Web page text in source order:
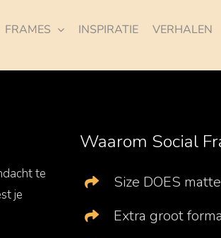
FRAMES INSPIRATIE VERHALEN
te
je
Waarom Social
Size DOES
Extra groot